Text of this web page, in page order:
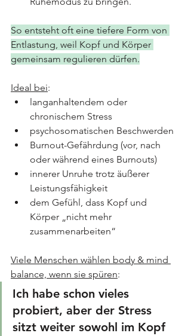
So entsteht oft eine tiefere Form von
Entlastung, weil Kopf und Körper
gemeinsam regulieren dürfen.
Ideal bei:
langanhaltendem oder
chronischem Stress
psychosomatischen Beschwerden
Burnout-Gefährdung (vor, nach
oder während eines Burnouts)
innerer Unruhe trotz äußerer
Leistungsfähigkeit
dem Gefühl, dass Kopf und
Körper „nicht mehr
zusammenarbeiten“
Viele Menschen wählen body & mind
balance, wenn sie spüren:
Ich habe schon vieles
probiert, aber der Stress
sitzt weiter sowohl im Kopf